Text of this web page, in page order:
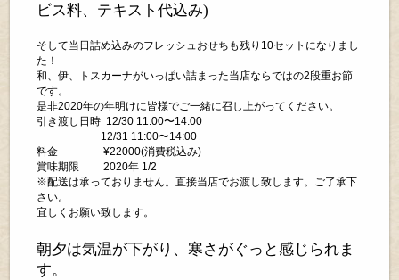
ビス料、テキスト代込み)
そして当日詰め込みのフレッシュおせちも残り10セットになりまし
た！
和、伊、トスカーナがいっぱい詰まった当店ならではの2段重お節
です。
是非2020年の年明けに皆様でご一緒に召し上がってください。
引き渡し日時 12/30 11:00〜14:00
12/31 11:00〜14:00
料金 ¥22000(消費税込み)
賞味期限 2020年 1/2
※配送は承っておりません。直接当店でお渡し致します。ご了承下
さい。
宜しくお願い致します。
朝夕は気温が下がり、寒さがぐっと感じられま
す。